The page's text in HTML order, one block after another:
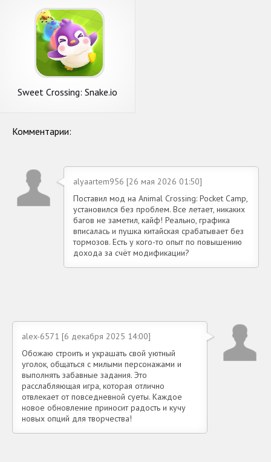
Sweet Crossing: Snake.io
Комментарии:
alyaartem956 [26 мая 2026 01:50]
Поставил мод на Animal Crossing: Pocket Camp,
установился без проблем. Все летает, никаких
багов не заметил, кайф! Реально, графика
вписалась и пушка китайская срабатывает без
тормозов. Есть у кого-то опыт по повышению
дохода за счёт модификации?
alex-6571 [6 декабря 2025 14:00]
Обожаю строить и украшать свой уютный
уголок, общаться с милыми персонажами и
выполнять забавные задания. Это
расслабляющая игра, которая отлично
отвлекает от повседневной суеты. Каждое
новое обновление приносит радость и кучу
новых опций для творчества!